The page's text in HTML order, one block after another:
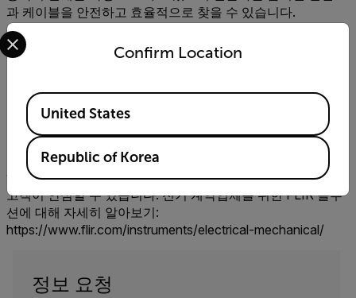
과 케이블을 안전하고 효율적으로 찾을 수 있습니다.
FLIR는 업무의 효율성, 정확성, 안전성을 개선하는 데 도움이
되는 다양한 솔루션을 제공합니다. 올바른 검사 도구를 사용
하면 작업 시 쉽게 안전을 유지하고, 서비스에 가치를 더하며,
고객이 안심할 수 있습니다. 전기 계약업체를 위한 FLIR 솔루
션에 대해 자세히 알아보기:
https://www.flir.com/instruments/electrical-mechanical/
정보 요청
Confirm Location
Select your preferred country and language from the
Available Locations
United States
Republic of Korea